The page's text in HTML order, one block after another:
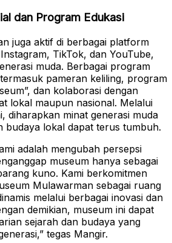
dan Program Edukasi
juga aktif di berbagai platform
TikTok, dan YouTube,
muda. Berbagai program
pameran keliling, program
dan kolaborasi dengan
lokal maupun nasional. Melalui
diharapkan minat generasi muda
budaya lokal dapat terus tumbuh.
adalah mengubah persepsi
museum hanya sebagai
kuno. Kami berkomitmen
Mulawarman sebagai ruang
melalui berbagai inovasi dan
demikian, museum ini dapat
sejarah dan budaya yang
tegas Mangir.